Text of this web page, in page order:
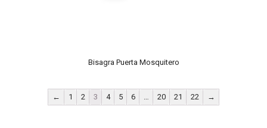
Bisagra Puerta Mosquitero
← 1 2 3 4 5 6 … 20 21 22 →